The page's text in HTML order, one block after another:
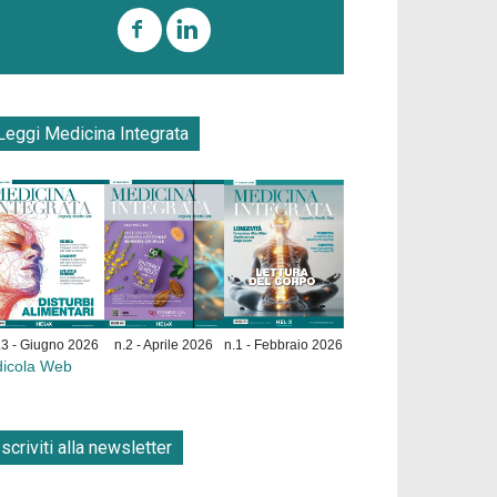
Medicina Integrata
- Giugno 2026 n.2 - Aprile 2026 n.1 - Febbraio 2026
Web
alla newsletter